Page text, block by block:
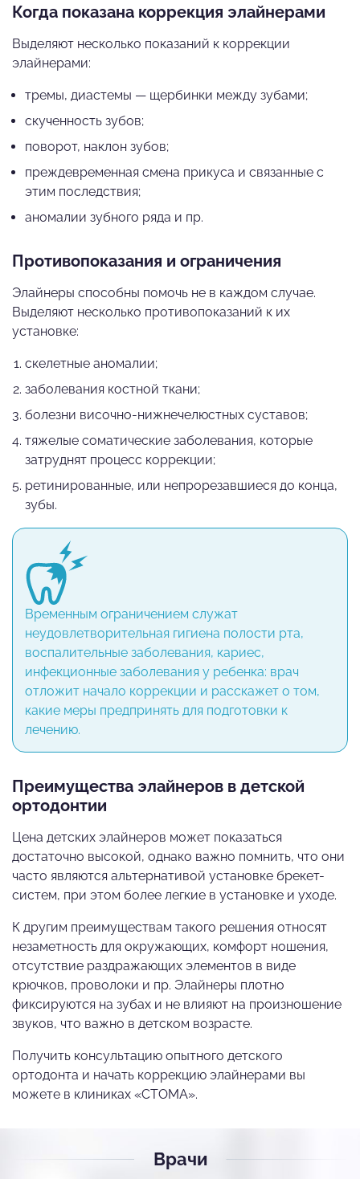
Когда показана коррекция элайнерами
Выделяют несколько показаний к коррекции
элайнерами:
тремы, диастемы — щербинки между зубами;
скученность зубов;
поворот, наклон зубов;
преждевременная смена прикуса и связанные с
этим последствия;
аномалии зубного ряда и пр.
Противопоказания и ограничения
Элайнеры способны помочь не в каждом случае.
Выделяют несколько противопоказаний к их
установке:
скелетные аномалии;
заболевания костной ткани;
болезни височно-нижнечелюстных суставов;
тяжелые соматические заболевания, которые
затруднят процесс коррекции;
ретинированные, или непрорезавшиеся до конца,
зубы.
Временным ограничением служат
неудовлетворительная гигиена полости рта,
воспалительные заболевания, кариес,
инфекционные заболевания у ребенка: врач
отложит начало коррекции и расскажет о том,
какие меры предпринять для подготовки к
лечению.
Преимущества элайнеров в детской
ортодонтии
Цена детских элайнеров может показаться
достаточно высокой, однако важно помнить, что они
часто являются альтернативой установке брекет-
систем, при этом более легкие в установке и уходе.
К другим преимуществам такого решения относят
незаметность для окружающих, комфорт ношения,
отсутствие раздражающих элементов в виде
крючков, проволоки и пр. Элайнеры плотно
фиксируются на зубах и не влияют на произношение
звуков, что важно в детском возрасте.
Получить консультацию опытного детского
ортодонта и начать коррекцию элайнерами вы
можете в клиниках «СТОМА».
Врачи